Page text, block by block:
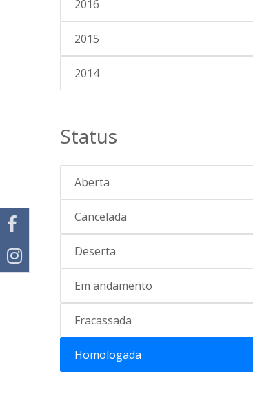
2016
2015
2014
Status
Aberta
Cancelada
Deserta
Em andamento
Fracassada
Homologada